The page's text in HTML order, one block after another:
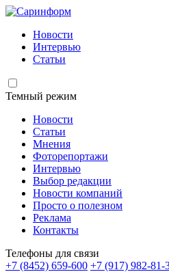
Новости
Интервью
Статьи
Темный режим
Новости
Статьи
Мнения
Фоторепортажи
Интервью
Выбор редакции
Новости компаний
Просто о полезном
Реклама
Контакты
Телефоны для связи
+7 (8452) 659-600 +7 (917) 982-81-